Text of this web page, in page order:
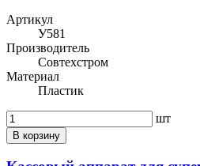
Артикул
У581
Производитель
Совтехстром
Материал
Пластик
шт
В корзину